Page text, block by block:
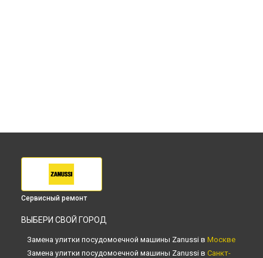
Сервисный ремонт
ВЫБЕРИ СВОЙ ГОРОД
Замена улитки посудомоечной машины Zanussi в Москве
Замена улитки посудомоечной машины Zanussi в Санкт-